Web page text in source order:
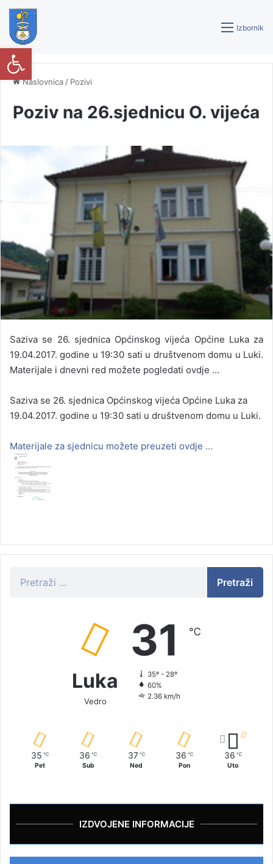
Izbornik
Naslovnica / Pozivi
Poziv na 26.sjednicu O. vijeća
Saziva se 26. sjednica Općinskog vijeća Općine Luka za
19.04.2017. godine u 19:30 sati u društvenom domu u Luki.
Materijale i dnevni red možete pogledati ovdje …
Saziva se 26. sjednica Općinskog vijeća Općine Luka za
19.04.2017. godine u 19:30 sati u društvenom domu u Luki.
Materijale za sjednicu možete preuzeti ovdje …
Pretraži
Luka
Vedro
31 ℃
35º - 28º
60%
2.36 km/h
35 ℃
Pet
36 ℃
Sub
37 ℃
Ned
36 ℃
Pon
36 ℃
Uto
IZDVOJENE INFORMACIJE
Open toolbar